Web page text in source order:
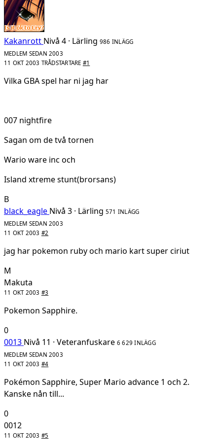
Kakanrott Nivå 4 · Lärling 986 INLÄGG
MEDLEM SEDAN 2003
11 OKT 2003 TRÅDSTARTARE #1
Vilka GBA spel har ni jag har
007 nightfire
Sagan om de två tornen
Wario ware inc och
Island xtreme stunt(brorsans)
B
black_eagle Nivå 3 · Lärling 571 INLÄGG
MEDLEM SEDAN 2003
11 OKT 2003 #2
jag har pokemon ruby och mario kart super ciriut
M
Makuta
11 OKT 2003 #3
Pokemon Sapphire.
0
0013 Nivå 11 · Veteranfuskare 6 629 INLÄGG
MEDLEM SEDAN 2003
11 OKT 2003 #4
Pokémon Sapphire, Super Mario advance 1 och 2.
Kanske nån till...
0
0012
11 OKT 2003 #5